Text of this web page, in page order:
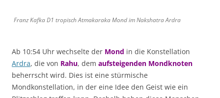
Franz Kafka D1 tropisch Atmakaraka Mond im Nakshatra Ardra
Ab 10:54 Uhr wechselte der Mond in die Konstellation
Ardra, die von Rahu, dem aufsteigenden Mondknoten
beherrscht wird. Dies ist eine stürmische
Mondkonstellation, in der eine Idee den Geist wie ein